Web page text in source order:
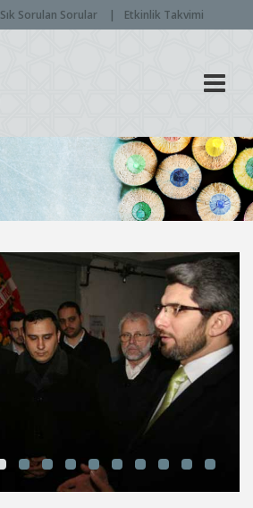
Sık Sorulan Sorular Etkinlik Takvimi